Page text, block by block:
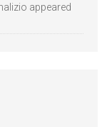
appeared